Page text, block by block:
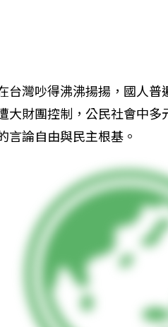
台灣吵得沸沸揚揚，國人普
大財團控制，公民社會中多
言論自由與民主根基。